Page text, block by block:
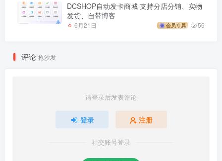
DCSHOP自动发卡商城 支持分店分销、实物
发货、自带博客
6月21日 会员专属 56
评论 抢沙发
请登录后发表评论
登录 注册
社交账号登录